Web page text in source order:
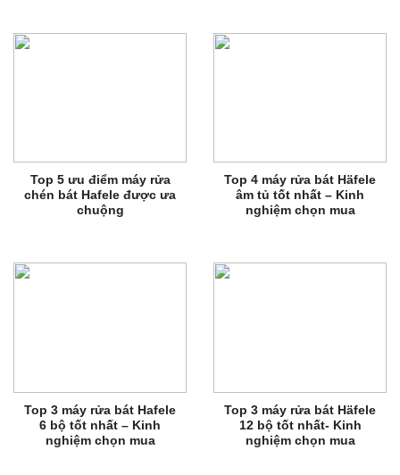
Top 5 ưu điểm máy rửa
chén bát Hafele được ưa
chuộng
Top 4 máy rửa bát Häfele
âm tủ tốt nhất – Kinh
nghiệm chọn mua
Top 3 máy rửa bát Hafele
6 bộ tốt nhất – Kinh
nghiệm chọn mua
Top 3 máy rửa bát Häfele
12 bộ tốt nhất- Kinh
nghiệm chọn mua